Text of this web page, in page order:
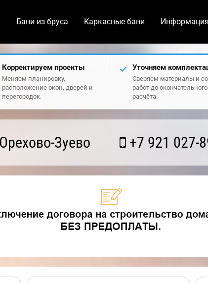
Бани из бруса Каркасные бани Информация
Корректируем проекты
Меняем планировку,
расположение окон, дверей и
перегородок.
Уточняем
Сверяем материалы и
работ до окончательного
расчёта.
Зуево +7 921 027-